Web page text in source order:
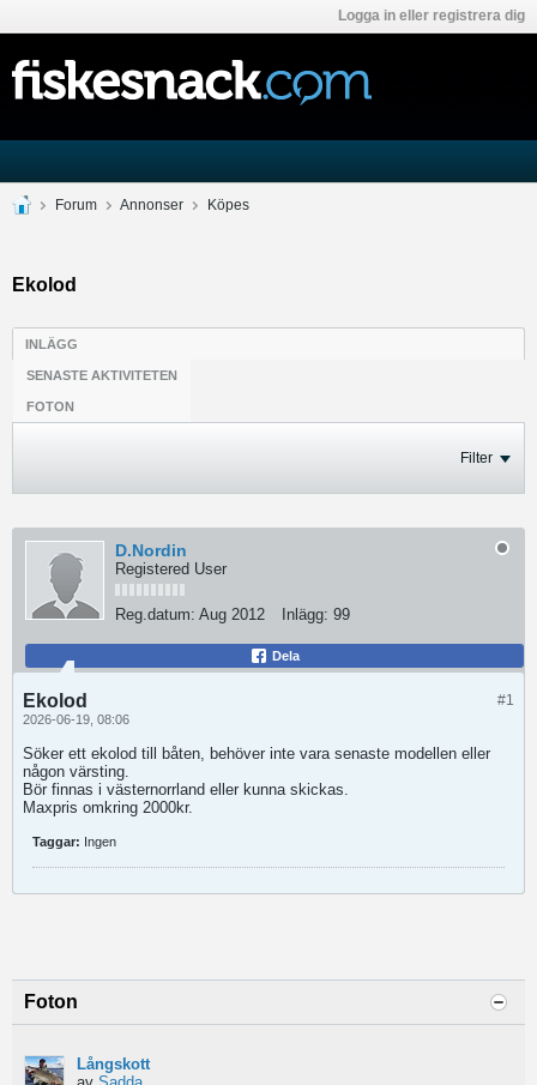
Logga in eller registrera dig
Forum Annonser Köpes
Ekolod
INLÄGG
SENASTE AKTIVITETEN
FOTON
Filter
D.Nordin
Registered User
Reg.datum: Aug 2012 Inlägg: 99
Dela
#1
Ekolod
2026-06-19, 08:06
Söker ett ekolod till båten, behöver inte vara senaste modellen eller
någon värsting.
Bör finnas i västernorrland eller kunna skickas.
Maxpris omkring 2000kr.
Taggar: Ingen
Foton
Långskott